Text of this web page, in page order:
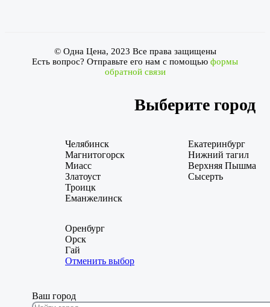
© Одна Цена, 2023 Все права защищены
Есть вопрос? Отправьте его нам с помощью формы
обратной связи
Выберите город
Челябинск
Магнитогорск
Миасс
Златоуст
Троицк
Еманжелинск
Екатеринбург
Нижний тагил
Верхняя Пышма
Сысерть
Оренбург
Орск
Гай
Отменить выбор
Ваш город